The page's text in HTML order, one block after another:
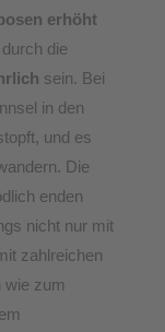
erhöht
die
sein. Bei
in den
und es
Die
enden
nicht nur mit
zahlreichen
wie zum